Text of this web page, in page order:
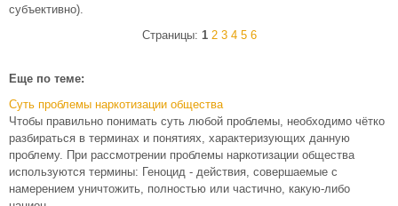
субъективно).
Страницы: 1 2 3 4 5 6
Еще по теме:
Суть проблемы наркотизации общества
Чтобы правильно понимать суть любой проблемы, необходимо чётко
разбираться в терминах и понятиях, характеризующих данную
проблему. При рассмотрении проблемы наркотизации общества
используются термины: Геноцид - действия, совершаемые с
намерением уничтожить, полностью или частично, какую-либо